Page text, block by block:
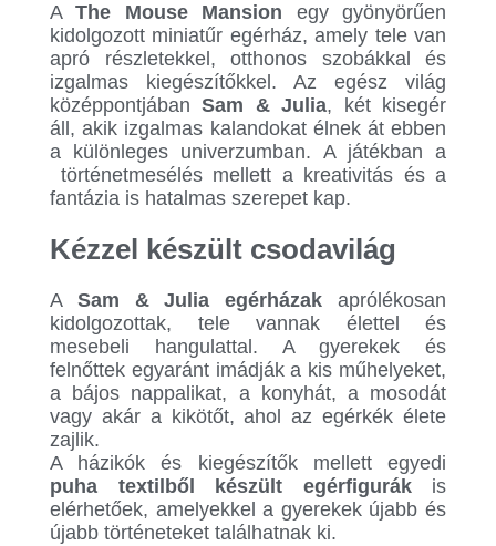
AThe Mouse Mansion egy gyönyörűen
kidolgozott miniatűr egérház, amely tele van
apró részletekkel, otthonos szobákkal és
izgalmas kiegészítőkkel. Az egész világ
középpontjábanSam & Julia, két kisegér
áll, akik izgalmas kalandokat élnek át ebben
a különleges univerzumban. A játékban a
történetmesélés mellett a kreativitás és a
fantázia is hatalmas szerepet kap.
Kézzel készült csodavilág
A Sam & Julia egérházak aprólékosan
kidolgozottak, tele vannak élettel és
mesebeli hangulattal. A gyerekek és
felnőttek egyaránt imádják a kis műhelyeket,
a bájos nappalikat, a konyhát, a mosodát
vagy akár a kikötőt, ahol az egérkék élete
zajlik.
A házikók és kiegészítők mellett egyedi
puha textilből készült egérfigurákis
elérhetőek, amelyekkel a gyerekek újabb és
újabb történeteket találhatnak ki.